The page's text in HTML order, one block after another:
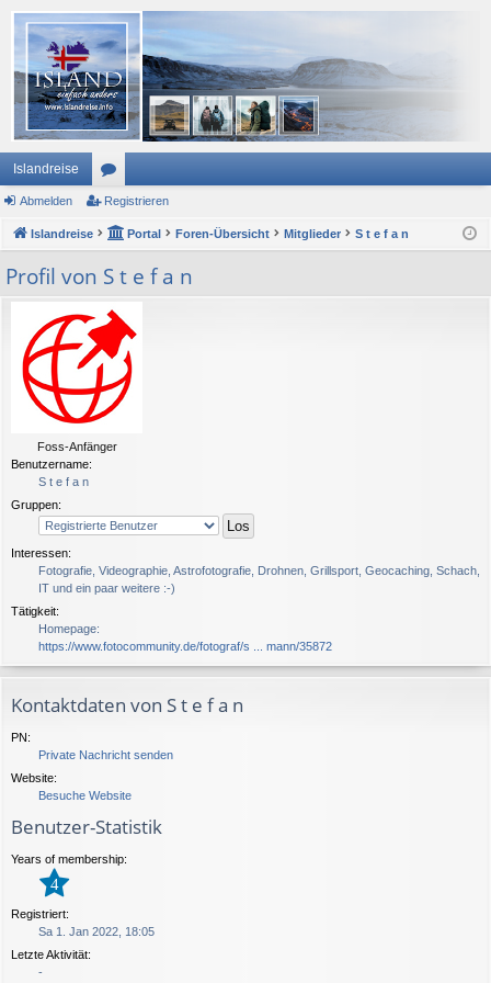
Islandreise
or
en
Abmelden Registrieren
Islandreise Portal Foren-Übersicht Mitglieder S t e f a n
Profil von S t e f a n
Foss-Anfänger
Benutzername:
S t e f a n
Gruppen:
Interessen:
Fotografie, Videographie, Astrofotografie, Drohnen, Grillsport, Geocaching, Schach,
IT und ein paar weitere :-)
Tätigkeit:
Homepage:
https://www.fotocommunity.de/fotograf/s ... mann/35872
Kontaktdaten von S t e f a n
PN:
Private Nachricht senden
Website:
Besuche Website
Benutzer-Statistik
Years of membership:
4
Registriert:
Sa 1. Jan 2022, 18:05
Letzte Aktivität:
-